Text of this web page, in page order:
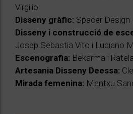
Virgilio
Disseny gràfic: Spacer Design
Disseny i construcció de
Josep Sebastia Vito i Luciano
Escenografia: Bekarma i Ratela
Artesania Disseny Deessa:
Mirada femenina: Mentxu